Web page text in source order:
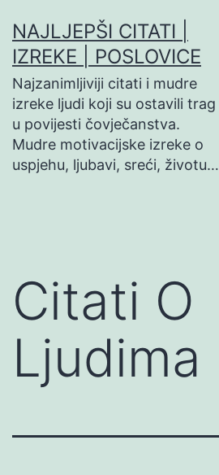
na
sadržaj
NAJLJEPŠI CITATI |
IZREKE | POSLOVICE
Najzanimljiviji citati i mudre
izreke ljudi koji su ostavili trag
u povijesti čovječanstva.
Mudre motivacijske izreke o
uspjehu, ljubavi, sreći, životu…
Citati O
Ljudima